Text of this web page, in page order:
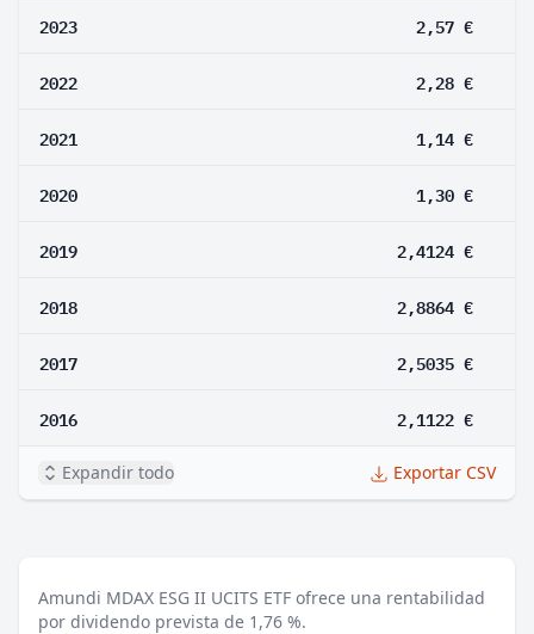
2023 2,57 €
2022 2,28 €
2021 1,14 €
2020 1,30 €
2019 2,4124 €
2018 2,8864 €
2017 2,5035 €
2016 2,1122 €
Expandir todo Exportar CSV
Amundi MDAX ESG II UCITS ETF ofrece una rentabilidad
por dividendo prevista de 1,76 %.